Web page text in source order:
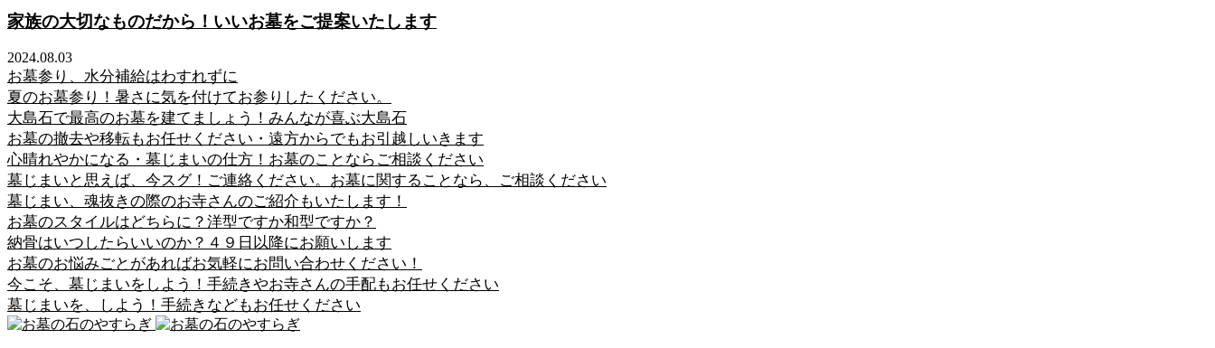
家族の大切なものだから！いいお墓をご提案いたします
2024.08.03
お墓参り、水分補給はわすれずに
夏のお墓参り！暑さに気を付けてお参りしたください。
大島石で最高のお墓を建てましょう！みんなが喜ぶ大島石
お墓の撤去や移転もお任せください・遠方からでもお引越しいきます
心晴れやかになる・墓じまいの仕方！お墓のことならご相談ください
墓じまいと思えば、今スグ！ご連絡ください。お墓に関することなら、ご相談ください
墓じまい、魂抜きの際のお寺さんのご紹介もいたします！
お墓のスタイルはどちらに？洋型ですか和型ですか？
納骨はいつしたらいいのか？４９日以降にお願いします
お墓のお悩みごとがあればお気軽にお問い合わせください！
今こそ、墓じまいをしよう！手続きやお寺さんの手配もお任せください
墓じまいを、しよう！手続きなどもお任せください